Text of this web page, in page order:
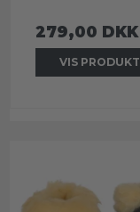
279,00 DKK
VIS PRODUKT